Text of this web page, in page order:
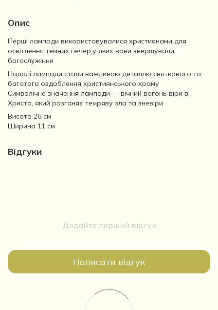
Опис
Перші лампади використовувалися християнами для
освітлення темних печер,у яких вони звершували
богослужіння
Надалі лампади стали важливою деталлю святкового та
багатого оздоблення християнського храму
Символічне значення лампади — вічний вогонь віри в
Христа, який розганяє темряву зла та зневіри
Висота 26 см
Ширина 11 см
Відгуки
Додайте перший відгук
Написати відгук